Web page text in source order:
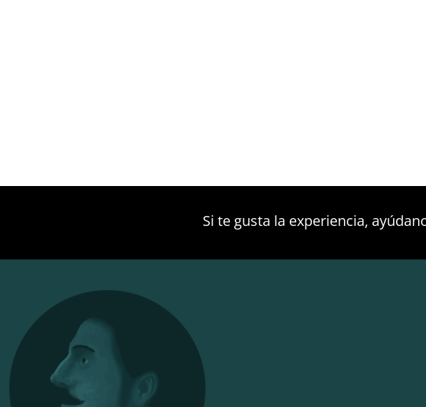
Si te gusta la experiencia,